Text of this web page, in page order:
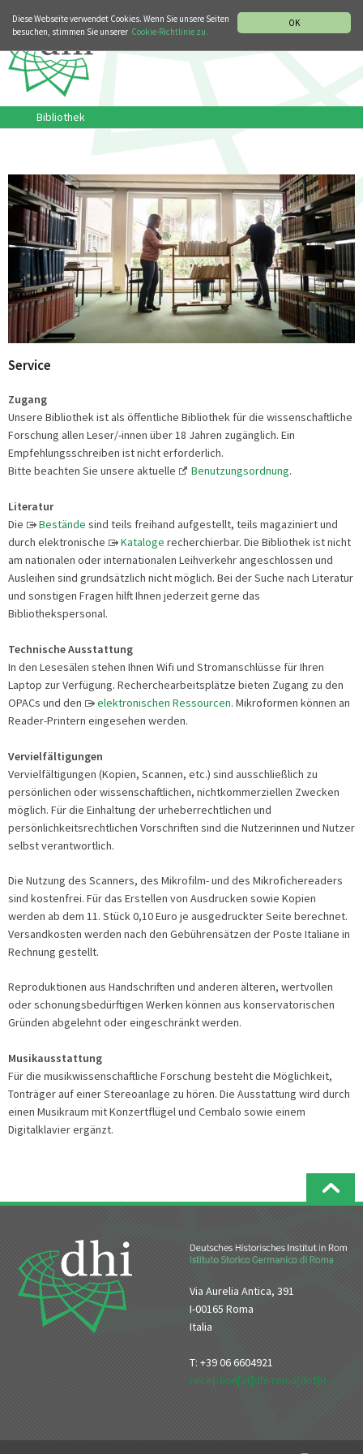
OK
Diese Webseite verwendet Cookies. Wenn Sie unsere Seiten
besuchen, stimmen Sie unserer Cookie-Richtlinie zu.
Bibliothek
Service
Zugang
Unsere Bibliothek ist als öffentliche Bibliothek für die wissenschaftliche
Forschung allen Leser/-innen über 18 Jahren zugänglich. Ein
Empfehlungsschreiben ist nicht erforderlich.
Bitte beachten Sie unsere aktuelle
Benutzungsordnung.
Literatur
Die
Bestände sind teils freihand aufgestellt, teils magaziniert und
durch elektronische
Kataloge recherchierbar. Die Bibliothek ist nicht
am nationalen oder internationalen Leihverkehr angeschlossen und
Ausleihen sind grundsätzlich nicht möglich. Bei der Suche nach Literatur
und sonstigen Fragen hilft Ihnen jederzeit gerne das
Bibliothekspersonal.
Technische Ausstattung
In den Lesesälen stehen Ihnen Wifi und Stromanschlüsse für Ihren
Laptop zur Verfügung. Recherchearbeitsplätze bieten Zugang zu den
OPACs und den
elektronischen Ressourcen. Mikroformen können an
Reader-Printern eingesehen werden.
Vervielfältigungen
Vervielfältigungen (Kopien, Scannen, etc.) sind ausschließlich zu
persönlichen oder wissenschaftlichen, nichtkommerziellen Zwecken
möglich. Für die Einhaltung der urheberrechtlichen und
persönlichkeitsrechtlichen Vorschriften sind die Nutzerinnen und Nutzer
selbst verantwortlich.
Die Nutzung des Scanners, des Mikrofilm- und des Mikrofichereaders
sind kostenfrei. Für das Erstellen von Ausdrucken sowie Kopien
werden ab dem 11. Stück 0,10 Euro je ausgedruckter Seite berechnet.
Versandkosten werden nach den Gebührensätzen der Poste Italiane in
Rechnung gestellt.
Reproduktionen aus Handschriften und anderen älteren, wertvollen
oder schonungsbedürftigen Werken können aus konservatorischen
Gründen abgelehnt oder eingeschränkt werden.
Musikausstattung
Für die musikwissenschaftliche Forschung besteht die Möglichkeit,
Tonträger auf einer Stereoanlage zu hören. Die Ausstattung wird durch
einen Musikraum mit Konzertflügel und Cembalo sowie einem
Digitalklavier ergänzt.
Via Aurelia Antica, 391
I-00165 Roma
Italia
T: +39 06 6604921
reception[at]dhi-roma[dot]it